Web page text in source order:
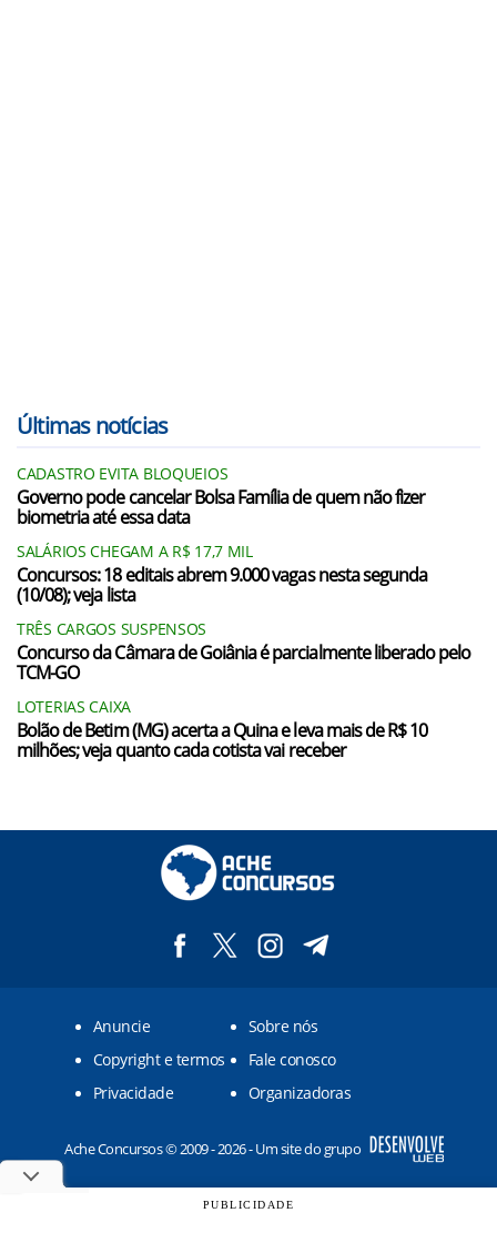
Últimas notícias
CADASTRO EVITA BLOQUEIOS
Governo pode cancelar Bolsa Família de quem não fizer
biometria até essa data
SALÁRIOS CHEGAM A R$ 17,7 MIL
Concursos: 18 editais abrem 9.000 vagas nesta segunda
(10/08); veja lista
TRÊS CARGOS SUSPENSOS
Concurso da Câmara de Goiânia é parcialmente liberado pelo
TCM-GO
LOTERIAS CAIXA
Bolão de Betim (MG) acerta a Quina e leva mais de R$ 10
milhões; veja quanto cada cotista vai receber
Anuncie
Sobre nós
Copyright e termos
Fale conosco
Privacidade
Organizadoras
Ache Concursos © 2009 - 2026 - Um site do grupo
PUBLICIDADE